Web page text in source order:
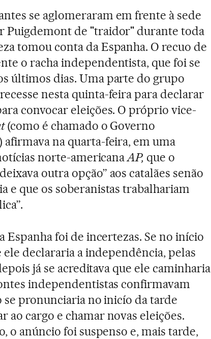
se aglomeraram em frente à sede
Puigdemont de "traidor" durante toda
tomou conta da Espanha. O recuo de
o racha independentista, que foi se
últimos dias. Uma parte do grupo
nesta quinta-feira para declarar
convocar eleições. O próprio vice-
(como é chamado o Governo
na quarta-feira, em uma
norte-americanaAP, que o
outra opção” aos catalães senão
e que os soberanistas trabalhariam
Espanha foi de incertezas. Se no início
declararia a independência, pelas
já se acreditava que ele caminharia
independentistas confirmavam
se pronunciaria no inicío da tarde
ao cargo e chamar novas eleições.
o anúncio foi suspenso e, mais tarde,